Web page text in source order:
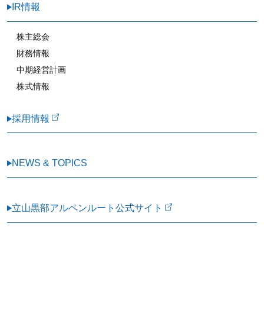
IR情報
株主総会
財務情報
中期経営計画
株式情報
採用情報
NEWS & TOPICS
立山黒部アルペンルート公式サイト